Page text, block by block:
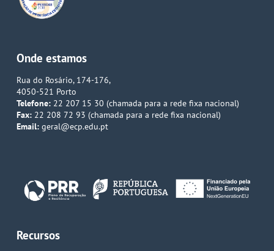
Onde estamos
Rua do Rosário, 174-176,
4050-521 Porto
Telefone:22 207 15 30 (chamada para a rede fixa nacional)
Fax:22 208 72 93 (chamada para a rede fixa nacional)
Email: geral@ecp.edu.pt
Recursos